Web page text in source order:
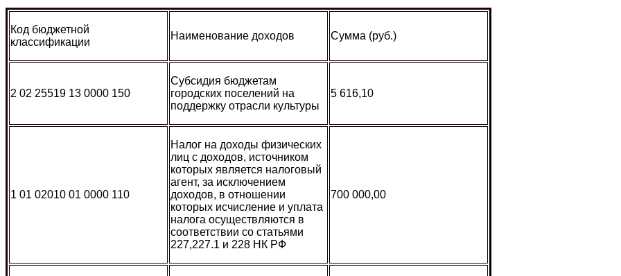
Код бюджетной
классификации
Наименование доходов Сумма (руб.)
2 02 25519 13 0000 150
Субсидия бюджетам
городских поселений на
поддержку отрасли культуры
5 616,10
1 01 02010 01 0000 110
Налог на доходы физических
лиц с доходов, источником
которых является налоговый
агент, за исключением
доходов, в отношении
которых исчисление и уплата
налога осуществляются в
соответствии со статьями
227,227.1 и 228 НК РФ
700 000,00